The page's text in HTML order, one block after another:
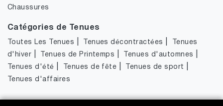
Chaussures
Catégories de Tenues
Toutes Les Tenues Tenues décontractées
Tenues
d'hiver
Tenues de Printemps Tenues d'automnes
Tenues d'été Tenues de fête Tenues de sport
Tenues d'affaires